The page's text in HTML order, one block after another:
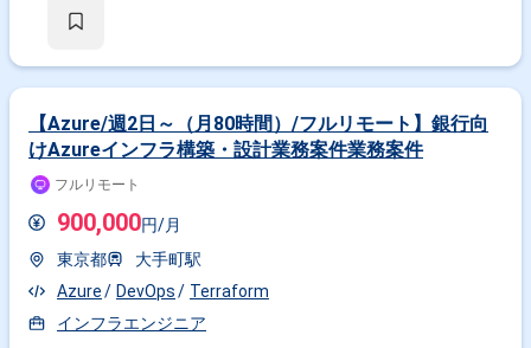
現性のある基盤づくり、監視・オブザーバビリティ基盤の整備を通じて、
構築、運用を行っていただきます。 システムの監視、オブザーバビリティ
基盤の整備およびパフォーマンスチューニングを行っていただきます。 障
害対応、インシデント対応プロセスの整備と運用を行っていただきます。
SLI / SLO の導入、運用によるシステム信頼性の指標化と改善を行っていた
だきます。 開発チームと連携したDevOps推進を行っていただきます。
【求める人物像】 インフラ設計、構築、運用改善を自律的にリードし、開
発チームと協調しながらDevOpsやSREのプラクティスを組織に根付かせて
いける方を求めております。 【ポジションの魅力】 会計データを扱う高
いセキュリティ要件のもとで、Azureを中心としたクラウドインフラや
IaC、監視・オブザーバビリティなどSRE領域の実践に幅広く関わることが
ラ、Terraformによる全環境のコード管理とマイグレーション管理、可用
【Azure/週2日～（月80時間）/フルリモート】銀行向
けAzureインフラ構築・設計業務案件業務案件
フルリモート
900,000円/月
東京都
大手町駅
Azure
DevOps
Terraform
インフラエンジニア